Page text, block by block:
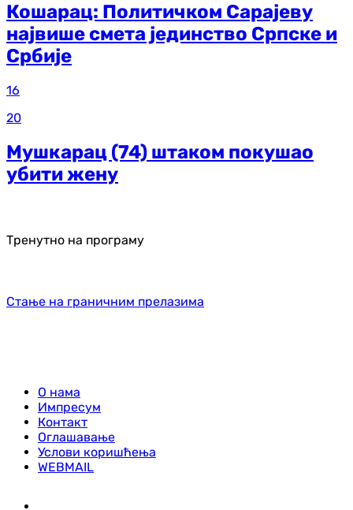
Кошарац: Политичком Сарајеву
највише смета јединство Српске и
Србије
16
20
Мушкарац (74) штаком покушао
убити жену
Тренутно на програму
Стање на граничним прелазима
О нама
Импресум
Контакт
Оглашавање
Услови коришћења
WEBMAIL